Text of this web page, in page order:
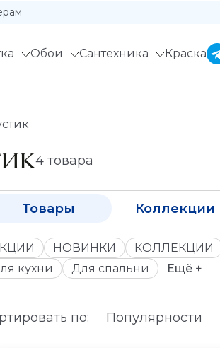
Обои Сантехника Краска
4 товара
Товары Коллекции
НОВИНКИ КОЛЛЕКЦИИ
кухни
Для спальни Ещё +
по: Популярности